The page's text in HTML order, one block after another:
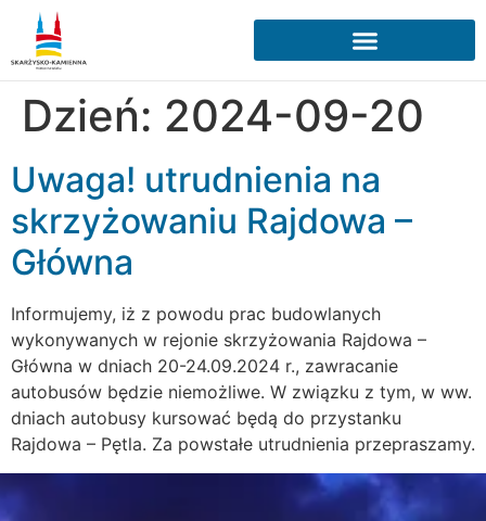
Dzień: 2024-09-20
Uwaga! utrudnienia na
skrzyżowaniu Rajdowa –
Główna
Informujemy, iż z powodu prac budowlanych
wykonywanych w rejonie skrzyżowania Rajdowa –
Główna w dniach 20-24.09.2024 r., zawracanie
autobusów będzie niemożliwe. W związku z tym, w ww.
dniach autobusy kursować będą do przystanku
Rajdowa – Pętla. Za powstałe utrudnienia przepraszamy.